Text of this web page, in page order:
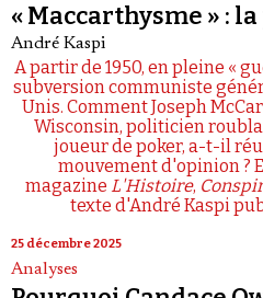
« Maccarthysme » :
André Kaspi
A partir de 1950, en pleine «
subversion communiste
Unis. Comment Joseph
Wisconsin, politicien
joueur de poker, a-t-il
mouvement d'opinion ?
magazine L'Histoire,
texte d'André Kaspi
25 décembre 2025
Analyses